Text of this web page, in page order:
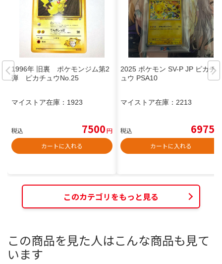
1996年 旧裏 ポケモンジム第2
弾 ピカチュウNo.25
マイストア在庫： 1923
税込 7500円
カートに入れる
2025 ポケモン SV-P JP ピカチ
ュウ PSA10
マイストア在庫： 2213
税込 6975
カートに入れる
このカテゴリをもっと見る
この商品を見た人はこんな商品も見て
います